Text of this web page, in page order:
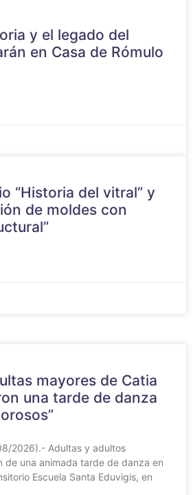
y el legado del
en Casa de Rómulo
“Historia del vitral” y
de moldes con
mayores de Catia
una tarde de danza
2026).- Adultas y adultos
de una animada tarde de danza en
Escuela Santa Eduvigis, en